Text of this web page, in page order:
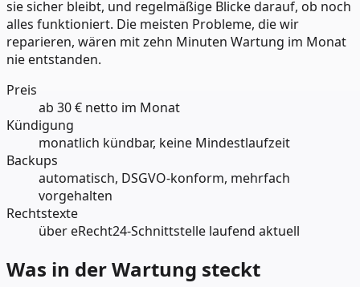
sie sicher bleibt, und regelmäßige Blicke darauf, ob noch
alles funktioniert. Die meisten Probleme, die wir
reparieren, wären mit zehn Minuten Wartung im Monat
nie entstanden.
Preis
ab 30 € netto im Monat
Kündigung
monatlich kündbar, keine Mindestlaufzeit
Backups
automatisch, DSGVO-konform, mehrfach
vorgehalten
Rechtstexte
über eRecht24-Schnittstelle laufend aktuell
Was in der Wartung steckt